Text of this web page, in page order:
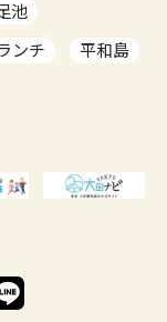
池
ンチ
平和島